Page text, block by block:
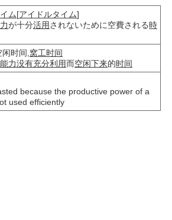
ム[アイドルタイム]
が十分活用されないために空費される時
闲时间, 窝工时间
力没有充分利用而空闲下来的时间
because the productive power of a
used efficiently